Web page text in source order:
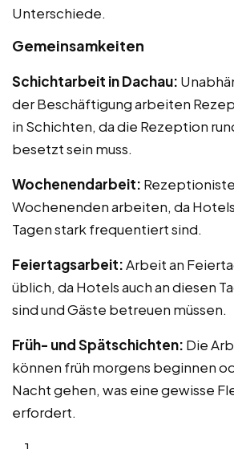
Unterschiede.
Gemeinsamkeiten
Schichtarbeit in Dachau:
der Beschäftigung arbeiten
in Schichten, da die Rezeption
besetzt sein muss.
Wochenendarbeit:
Wochenenden arbeiten, da
Tagen stark frequentiert sind.
Feiertagsarbeit:Arbeit an
üblich, da Hotels auch an diesen
sind und Gäste betreuen müssen.
Früh- und Spätschichten: Die
können früh morgens beginnen
Nacht gehen, was eine gewisse
erfordert.